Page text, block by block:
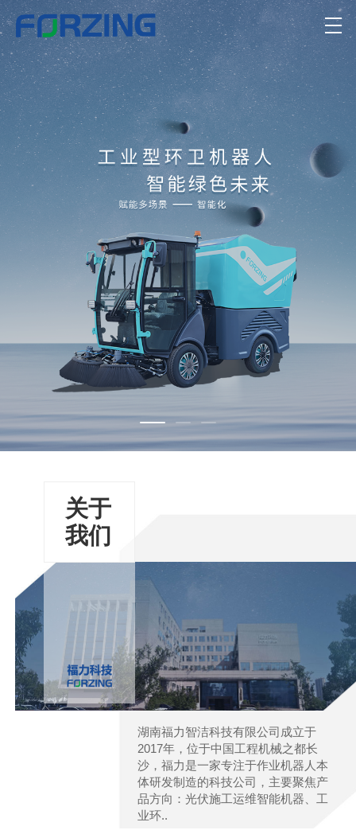
关于
我们
湖南福力智洁科技有限公司成立于
2017年，位于中国工程机械之都长
沙，福力是一家专注于作业机器人本
体研发制造的科技公司，主要聚焦产
品方向：光伏施工运维智能机器、工
业环..